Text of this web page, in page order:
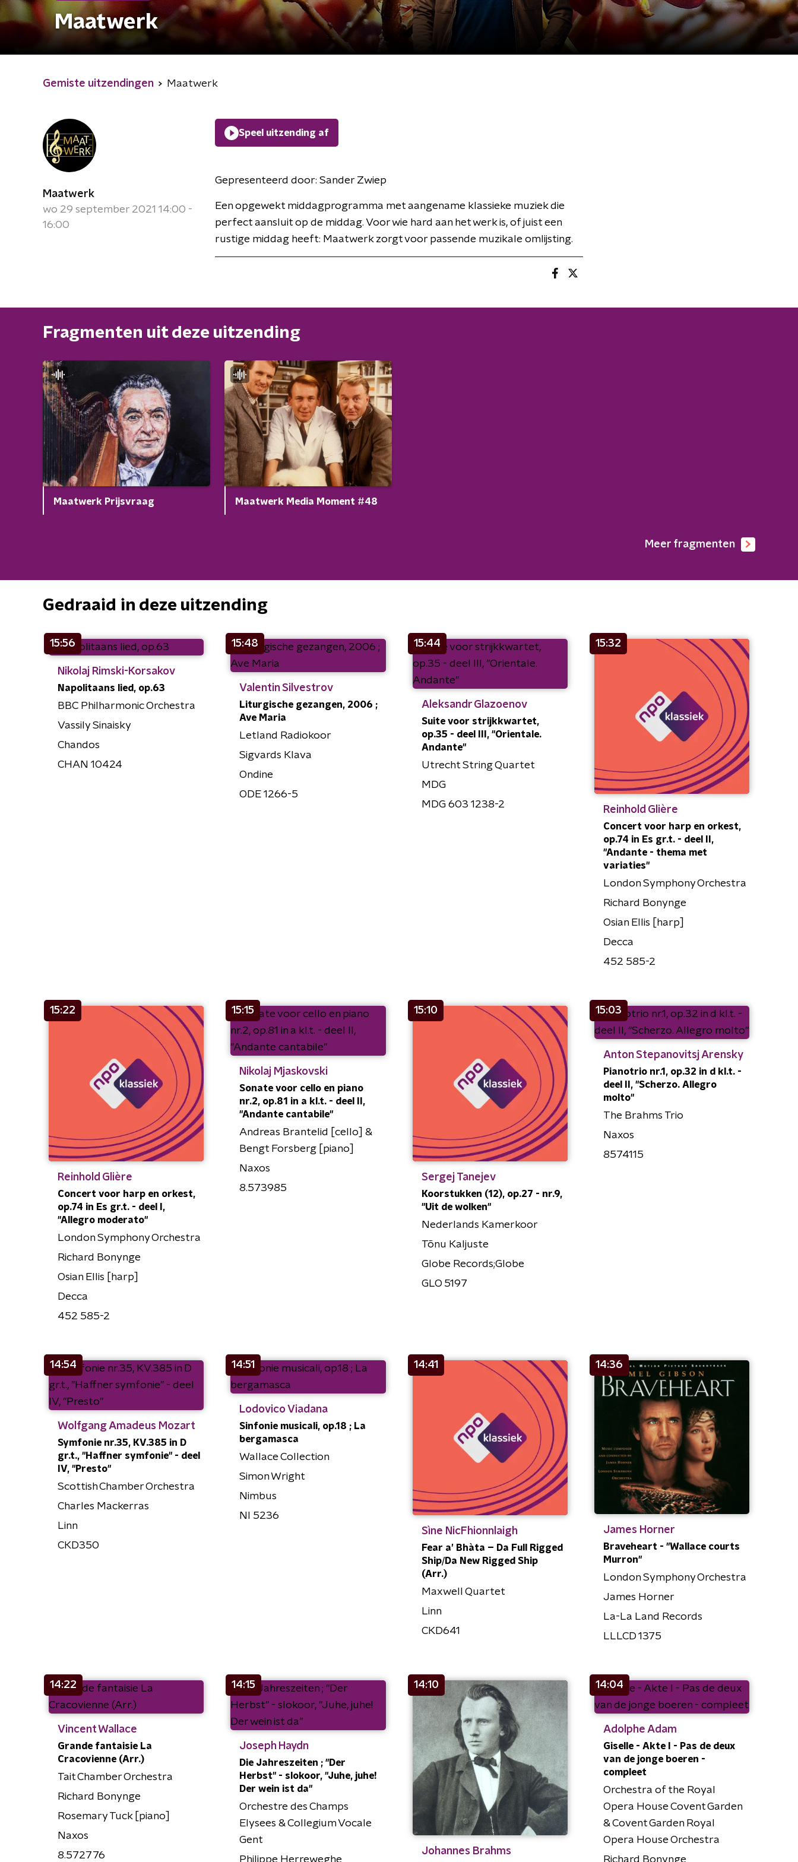
Maatwerk
Gemiste uitzendingen Maatwerk
Maatwerk
wo 29 september 2021 14:00 -
16:00
Speel uitzending af
Gepresenteerd door: Sander Zwiep
Een opgewekt middagprogramma met aangename klassieke muziek die
perfect aansluit op de middag. Voor wie hard aan het werk is, of juist een
rustige middag heeft: Maatwerk zorgt voor passende muzikale omlijsting.
Fragmenten uit deze uitzending
Maatwerk Prijsvraag Maatwerk Media Moment #48
Meer fragmenten
Gedraaid in deze uitzending
15:56
Nikolaj Rimski-Korsakov
Napolitaans lied, op.63
BBC Philharmonic Orchestra
Vassily Sinaisky
Chandos
CHAN 10424
15:48
Valentin Silvestrov
Liturgische gezangen, 2006 ;
Ave Maria
Letland Radiokoor
Sigvards Klava
Ondine
ODE 1266-5
15:44
Aleksandr Glazoenov
Suite voor strijkkwartet,
op.35 - deel III, "Orientale.
Andante"
Utrecht String Quartet
MDG
MDG 603 1238-2
15:32
Reinhold Glière
Concert voor harp en orkest,
op.74 in Es gr.t. - deel II,
"Andante - thema met
variaties"
London Symphony Orchestra
Richard Bonynge
Osian Ellis [harp]
Decca
452 585-2
15:22
Reinhold Glière
Concert voor harp en orkest,
op.74 in Es gr.t. - deel I,
"Allegro moderato"
London Symphony Orchestra
Richard Bonynge
Osian Ellis [harp]
Decca
452 585-2
15:15
Nikolaj Mjaskovski
Sonate voor cello en piano
nr.2, op.81 in a kl.t. - deel II,
"Andante cantabile"
Andreas Brantelid [cello] &
Bengt Forsberg [piano]
Naxos
8.573985
15:10
Sergej Tanejev
Koorstukken (12), op.27 - nr.9,
"Uit de wolken"
Nederlands Kamerkoor
Tõnu Kaljuste
Globe Records;Globe
GLO 5197
15:03
Anton Stepanovitsj Arensky
Pianotrio nr.1, op.32 in d kl.t. -
deel II, "Scherzo. Allegro
molto"
The Brahms Trio
Naxos
8574115
14:54
Wolfgang Amadeus Mozart
Symfonie nr.35, KV.385 in D
gr.t., "Haffner symfonie" - deel
IV, "Presto"
Scottish Chamber Orchestra
Charles Mackerras
Linn
CKD350
14:51
Lodovico Viadana
Sinfonie musicali, op.18 ; La
bergamasca
Wallace Collection
Simon Wright
Nimbus
NI 5236
14:41
Sìne NicFhionnlaigh
Fear a’ Bhàta – Da Full Rigged
Ship/Da New Rigged Ship
(Arr.)
Maxwell Quartet
Linn
CKD641
14:36
James Horner
Braveheart - "Wallace courts
Murron"
London Symphony Orchestra
James Horner
La-La Land Records
LLLCD 1375
14:22
Vincent Wallace
Grande fantaisie La
Cracovienne (Arr.)
Tait Chamber Orchestra
Richard Bonynge
Rosemary Tuck [piano]
Naxos
8.572776
14:15
Joseph Haydn
Die Jahreszeiten ; "Der
Herbst" - slokoor, "Juhe, juhe!
Der wein ist da"
Orchestre des Champs
Elysees & Collegium Vocale
Gent
Philippe Herreweghe
14:10
Johannes Brahms
14:04
Adolphe Adam
Giselle - Akte I - Pas de deux
van de jonge boeren -
compleet
Orchestra of the Royal
Opera House Covent Garden
& Covent Garden Royal
Opera House Orchestra
Richard Bonynge